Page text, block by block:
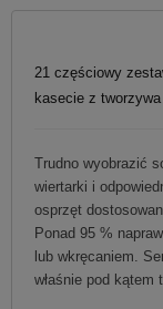
21 częściowy
kasecie z
Trudno wyobrazić
wiertarki i
osprzęt
Ponad 95 %
lub wkręcaniem.
właśnie pod kątem